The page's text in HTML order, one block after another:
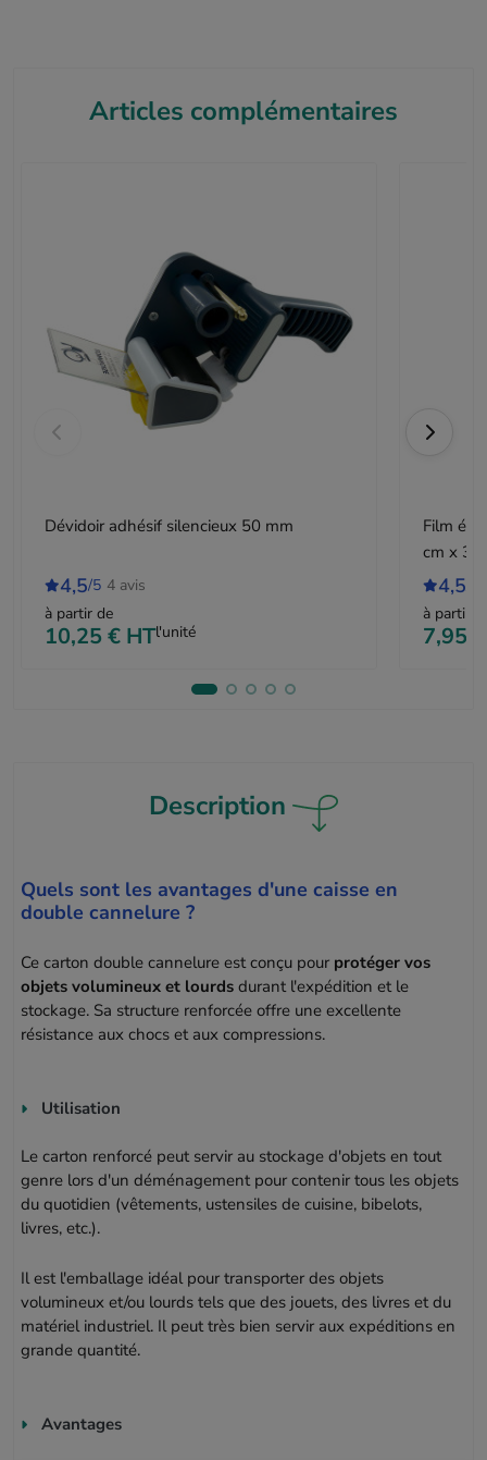
Articles complémentaires
Dévidoir adhésif silencieux 50 mm
4,5/5 4 avis
à partir de
10,25 € HTl'unité
Film
cm x
4,5
à partir
7,95 €
Description
Quels sont les avantages d'une caisse en
double cannelure ?
Ce carton double cannelure est conçu pour protéger vos
objets volumineux et lourds durant l'expédition et le
stockage. Sa structure renforcée offre une excellente
résistance aux chocs et aux compressions.
Utilisation
Le carton renforcé peut servir au stockage d'objets en tout
genre lors d'un déménagement pour contenir tous les objets
du quotidien (vêtements, ustensiles de cuisine, bibelots,
livres, etc.).
Il est l'emballage idéal pour transporter des objets
volumineux et/ou lourds tels que des jouets, des livres et du
matériel industriel. Il peut très bien servir aux expéditions en
grande quantité.
Avantages